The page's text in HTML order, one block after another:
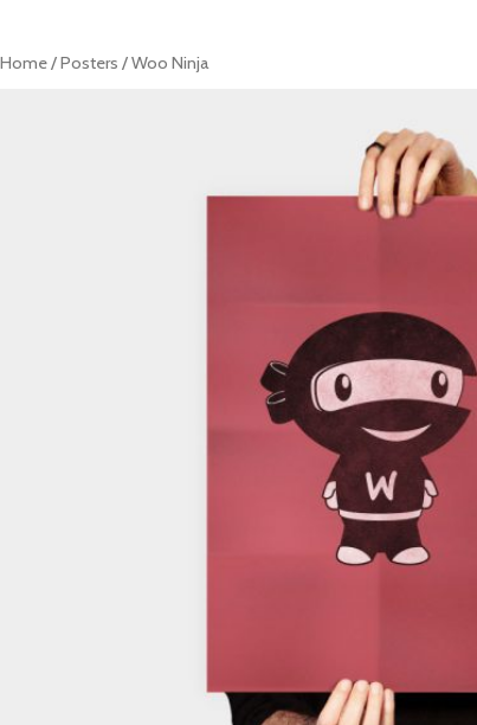
Home/Posters / Woo Ninja